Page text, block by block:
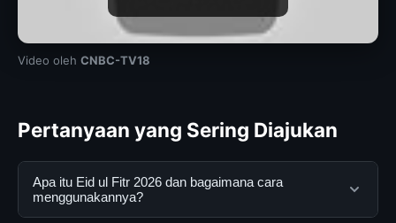
Video oleh CNBC-TV18
Pertanyaan yang Sering Diajukan
Apa itu Eid ul Fitr 2026 dan bagaimana cara
menggunakannya?